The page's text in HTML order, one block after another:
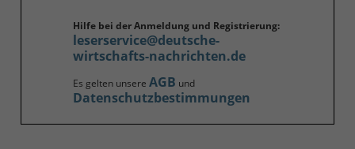
Hilfe bei der Anmeldung und Registrierung:
leserservice@deutsche-
wirtschafts-nachrichten.de
Es gelten unsere AGB und
Datenschutzbestimmungen